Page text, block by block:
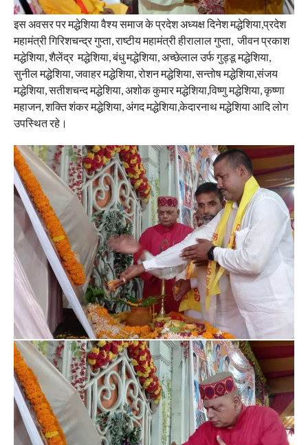
इस अवसर पर मद्धेशिया वैश्य समाज के प्रदेश अध्यक्ष दिनेश मद्धेशिया,प्रदेश
महामंत्री गिरिशचन्द्र गुप्ता, राष्टीय महामंत्री हीरालाल गुप्ता, जीवन प्रकाश
मद्धेशिया, शैलेंद्र मद्धेशिया, बंधु मद्धेशिया, अच्छेलाल उर्फ गुड्डू मद्धेशिया,
सुनील मद्धेशिया, जवाहर मद्धेशिया, रोशन मद्धेशिया, सन्तोष मद्धेशिया,संजय
मद्धेशिया, सतीशचन्द मद्धेशिया, अशोक कुमार मद्धेशिया,विष्णु मद्धेशिया, कृष्णा
महाजन, शक्ति शंकर मद्धेशिया, अंगद मद्धेशिया,केदारनाथ मद्धेशिया आदि लोग
उपस्थित रहे।